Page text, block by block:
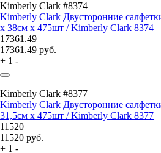
Kimberly Clark #8374
Kimberly Clark Двусторонние
x 38см x 475шт / Kimberly Clark 8374
17361.49
17361.49 руб.
+ 1 -
Kimberly Clark #8377
Kimberly Clark Двусторонние
31,5см x 475шт / Kimberly Clark 8377
11520
11520 руб.
+ 1 -